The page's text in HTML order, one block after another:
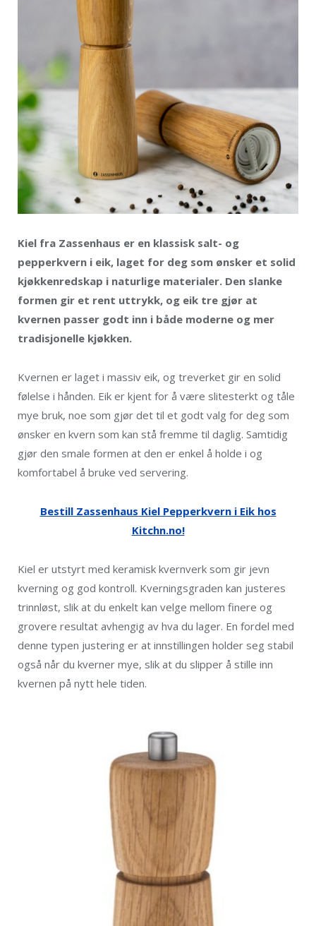
Kiel fra Zassenhaus er en klassisk salt- og
pepperkvern i eik, laget for deg som ønsker et solid
kjøkkenredskap i naturlige materialer. Den slanke
formen gir et rent uttrykk, og eik tre gjør at
kvernen passer godt inn i både moderne og mer
tradisjonelle kjøkken.
Kvernen er laget i massiv eik, og treverket gir en solid
følelse i hånden. Eik er kjent for å være slitesterkt og tåle
mye bruk, noe som gjør det til et godt valg for deg som
ønsker en kvern som kan stå fremme til daglig. Samtidig
gjør den smale formen at den er enkel å holde i og
komfortabel å bruke ved servering.
Bestill Zassenhaus Kiel Pepperkvern i Eik hos
Kitchn.no!
Kiel er utstyrt med keramisk kvernverk som gir jevn
kverning og god kontroll. Kverningsgraden kan justeres
trinnløst, slik at du enkelt kan velge mellom finere og
grovere resultat avhengig av hva du lager. En fordel med
denne typen justering er at innstillingen holder seg stabil
også når du kverner mye, slik at du slipper å stille inn
kvernen på nytt hele tiden.